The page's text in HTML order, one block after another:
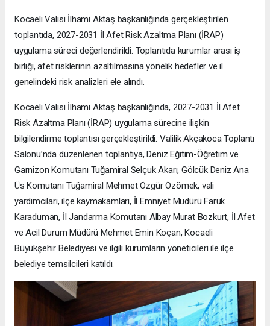
Kocaeli Valisi İlhami Aktaş başkanlığında gerçekleştirilen
toplantıda, 2027-2031 İl Afet Risk Azaltma Planı (İRAP)
uygulama süreci değerlendirildi. Toplantıda kurumlar arası iş
birliği, afet risklerinin azaltılmasına yönelik hedefler ve il
genelindeki risk analizleri ele alındı.
Kocaeli Valisi İlhami Aktaş başkanlığında, 2027-2031 İl Afet
Risk Azaltma Planı (İRAP) uygulama sürecine ilişkin
bilgilendirme toplantısı gerçekleştirildi. Valilik Akçakoca Toplantı
Salonu’nda düzenlenen toplantıya, Deniz Eğitim-Öğretim ve
Garnizon Komutanı Tuğamiral Selçuk Akarı, Gölcük Deniz Ana
Üs Komutanı Tuğamiral Mehmet Özgür Özömek, vali
yardımcıları, ilçe kaymakamları, İl Emniyet Müdürü Faruk
Karaduman, İl Jandarma Komutanı Albay Murat Bozkurt, İl Afet
ve Acil Durum Müdürü Mehmet Emin Koçan, Kocaeli
Büyükşehir Belediyesi ve ilgili kurumların yöneticileri ile ilçe
belediye temsilcileri katıldı.